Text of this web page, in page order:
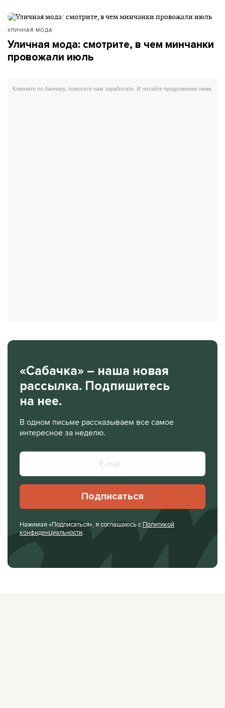
УЛИЧНАЯ МОДА
Уличная мода: смотрите, в чем минчанки
провожали июль
«Сабачка» – наша новая
рассылка. Подпишитесь
на нее.
В одном письме рассказываем все самое
интересное за неделю.
Подписаться
Нажимая «Подписаться», я соглашаюсь с Политикой
конфиденциальности.